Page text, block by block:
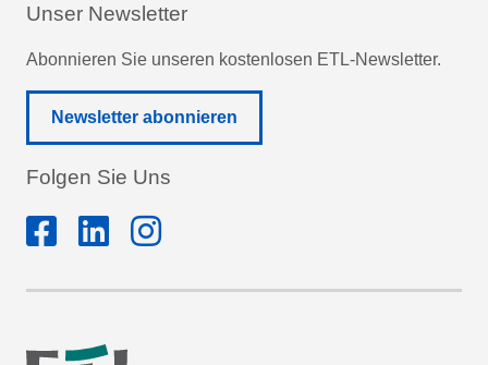
Unser Newsletter
Abonnieren Sie unseren kostenlosen ETL-Newsletter.
Newsletter abonnieren
Folgen Sie Uns